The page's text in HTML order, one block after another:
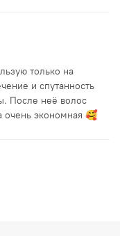
только на
и спутанность
После неё волос
очень экономная 🥰